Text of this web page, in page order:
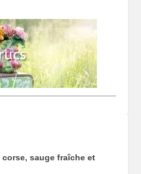
sauge fraîche et